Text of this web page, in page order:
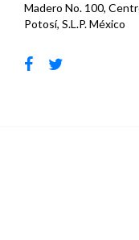
Madero No. 100,
Potosí, S.L.P. México